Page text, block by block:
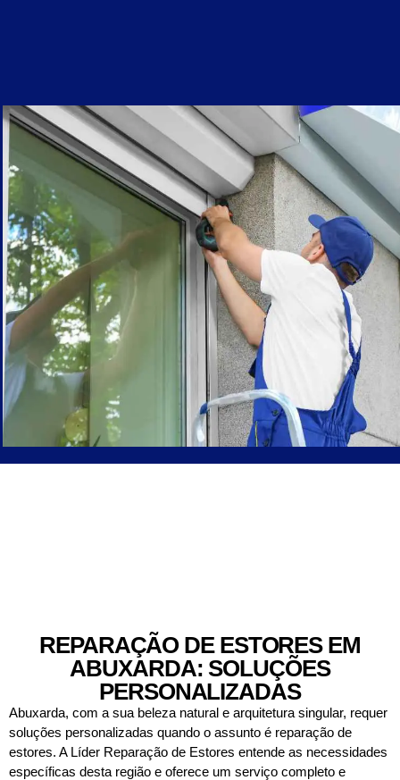
REPARAÇÃO DE ESTORES EM
ABUXARDA: SOLUÇÕES
PERSONALIZADAS
Abuxarda, com a sua beleza natural e arquitetura singular, requer
soluções personalizadas quando o assunto é reparação de
estores. A Líder Reparação de Estores entende as necessidades
específicas desta região e oferece um serviço completo e